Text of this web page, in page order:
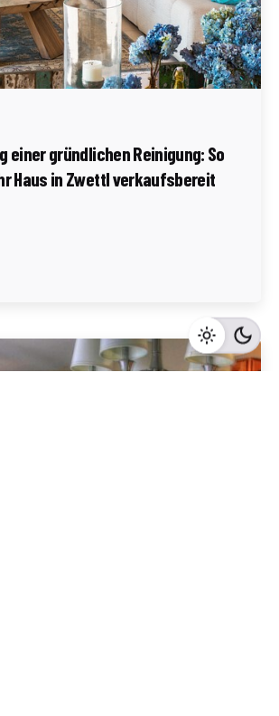
von
Immofragen Zwettl
einer gründlichen Reinigung: So
Haus in Zwettl verkaufsbereit